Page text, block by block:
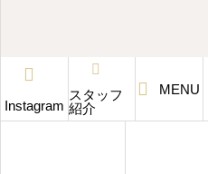
Instagram
スタッフ
紹介
MENU